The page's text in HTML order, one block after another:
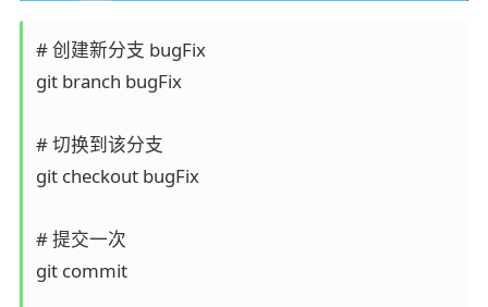
# 创建新分支 bugFix
git branch bugFix
# 切换到该分支
git checkout bugFix
# 提交一次
git commit